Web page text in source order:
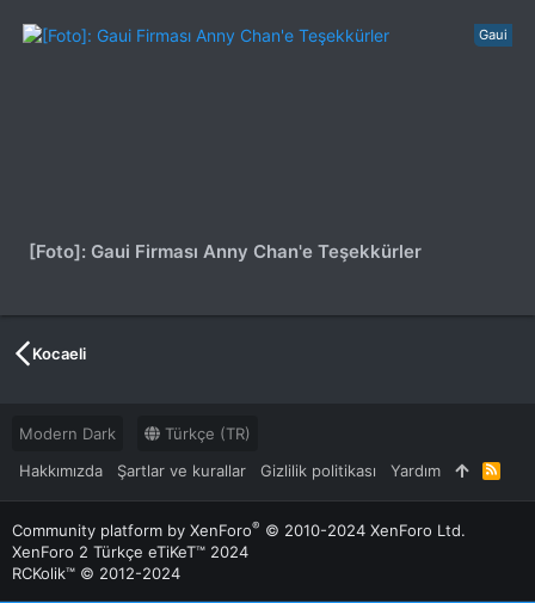
Gaui
[Foto]: Gaui Firması Anny Chan'e Teşekkürler
Kocaeli
Modern Dark
Türkçe (TR)
Hakkımızda
Şartlar ve kurallar Gizlilik politikası Yardım
R
S
Community platform by XenForo® © 2010-2024 XenForo Ltd.
XenForo 2 Türkçe eTiKeT™ 2024
RCKolik™ © 2012-2024